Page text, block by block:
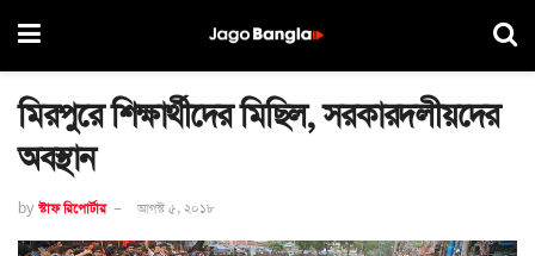
মিরপুরে শিক্ষার্থীদের মিছিল, সরকারদলীয়দের
অবস্থান
by স্টাফ রিপোর্টার আগস্ট ৫, ২০১৮